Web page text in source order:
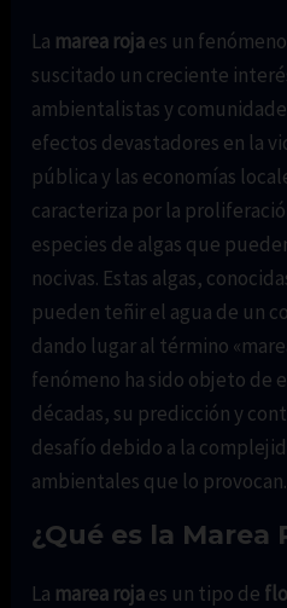
La marea rojaes un
suscitado un creciente
ambientalistas y
efectos devastadores en la
pública y las economías
caracteriza por la
especies de algas que
nocivas. Estas algas,
pueden teñir el agua de un
dando lugar al término
fenómeno ha sido objeto de
décadas, su predicción y
desafío debido a la
ambientales que lo provocan.
¿Qué es la Marea
La marea rojaes un tipo de